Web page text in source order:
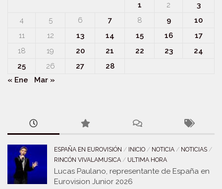
1
2
3
4
5 6 7 8 9
10
11
12 13 14 15 16
17
18
19 20 21 22 23
24
25
26 27
28
« Ene
Mar »
ESPAÑA EN EUROVISIÓN / INICIO / NOTICIA / NOTICIAS /
RINCÓN VIVALAMUSICA / ULTIMA HORA
Lucas Paulano, representante de España en
Eurovision Junior 2026